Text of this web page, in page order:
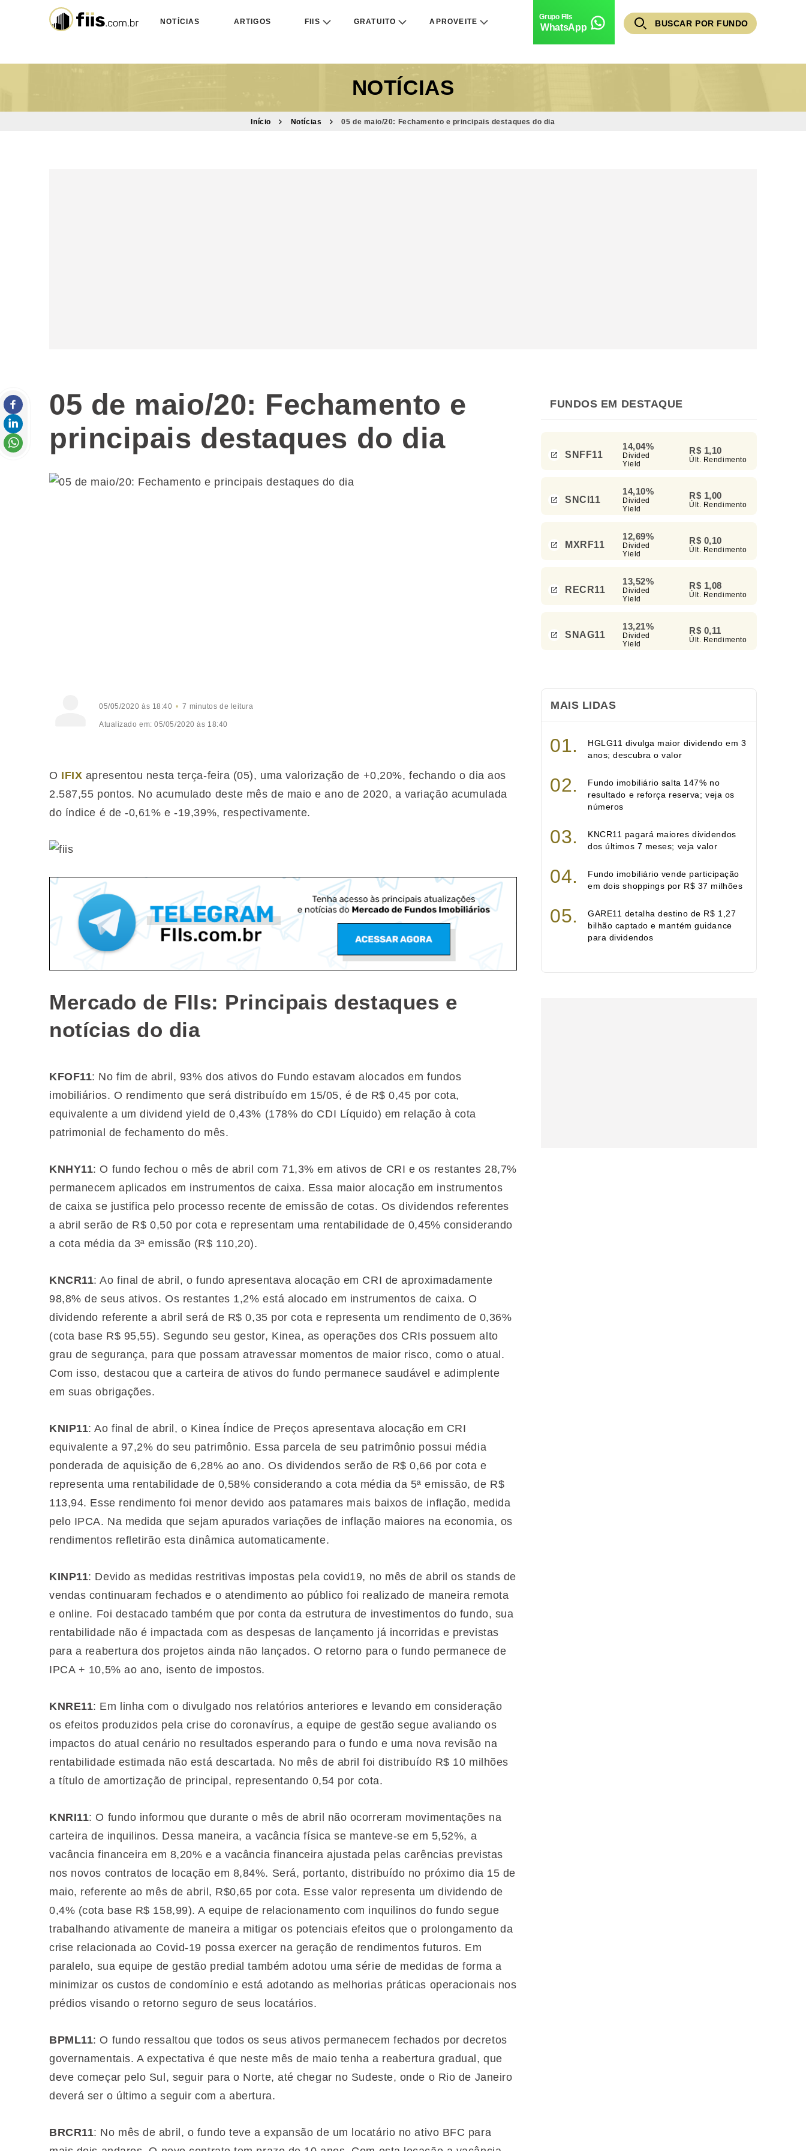
NOTÍCIAS ARTIGOS FIIS GRATUITO APROVEITE
WhatsApp BUSCAR POR FUNDO
NOTÍCIAS
Início Notícias 05 de maio/20: Fechamento e principais destaques do dia
05 de maio/20: Fechamento e
principais destaques do dia
05/05/2020 às 18:40 7 minutos de leitura
Atualizado em: 05/05/2020 às 18:40
O IFIX apresentou nesta terça-feira (05), uma valorização de +0,20%, fechando o dia aos
2.587,55 pontos. No acumulado deste mês de maio e ano de 2020, a variação acumulada
do índice é de -0,61% e -19,39%, respectivamente.
Mercado de FIIs: Principais destaques e
notícias do dia
KFOF11: No fim de abril, 93% dos ativos do Fundo estavam alocados em fundos
imobiliários. O rendimento que será distribuído em 15/05, é de R$ 0,45 por cota,
equivalente a um dividend yield de 0,43% (178% do CDI Líquido) em relação à cota
patrimonial de fechamento do mês.
KNHY11: O fundo fechou o mês de abril com 71,3% em ativos de CRI e os restantes 28,7%
permanecem aplicados em instrumentos de caixa. Essa maior alocação em instrumentos
de caixa se justifica pelo processo recente de emissão de cotas. Os dividendos referentes
a abril serão de R$ 0,50 por cota e representam uma rentabilidade de 0,45% considerando
a cota média da 3ª emissão (R$ 110,20).
KNCR11: Ao final de abril, o fundo apresentava alocação em CRI de aproximadamente
98,8% de seus ativos. Os restantes 1,2% está alocado em instrumentos de caixa. O
dividendo referente a abril será de R$ 0,35 por cota e representa um rendimento de 0,36%
(cota base R$ 95,55). Segundo seu gestor, Kinea, as operações dos CRIs possuem alto
grau de segurança, para que possam atravessar momentos de maior risco, como o atual.
Com isso, destacou que a carteira de ativos do fundo permanece saudável e adimplente
em suas obrigações.
KNIP11: Ao final de abril, o Kinea Índice de Preços apresentava alocação em CRI
equivalente a 97,2% do seu patrimônio. Essa parcela de seu patrimônio possui média
ponderada de aquisição de 6,28% ao ano. Os dividendos serão de R$ 0,66 por cota e
representa uma rentabilidade de 0,58% considerando a cota média da 5ª emissão, de R$
113,94. Esse rendimento foi menor devido aos patamares mais baixos de inflação, medida
pelo IPCA. Na medida que sejam apurados variações de inflação maiores na economia, os
rendimentos refletirão esta dinâmica automaticamente.
KINP11: Devido as medidas restritivas impostas pela covid19, no mês de abril os stands de
vendas continuaram fechados e o atendimento ao público foi realizado de maneira remota
e online. Foi destacado também que por conta da estrutura de investimentos do fundo, sua
rentabilidade não é impactada com as despesas de lançamento já incorridas e previstas
para a reabertura dos projetos ainda não lançados. O retorno para o fundo permanece de
IPCA + 10,5% ao ano, isento de impostos.
KNRE11: Em linha com o divulgado nos relatórios anteriores e levando em consideração
os efeitos produzidos pela crise do coronavírus, a equipe de gestão segue avaliando os
impactos do atual cenário no resultados esperando para o fundo e uma nova revisão na
rentabilidade estimada não está descartada. No mês de abril foi distribuído R$ 10 milhões
a título de amortização de principal, representando 0,54 por cota.
KNRI11: O fundo informou que durante o mês de abril não ocorreram movimentações na
carteira de inquilinos. Dessa maneira, a vacância física se manteve-se em 5,52%, a
vacância financeira em 8,20% e a vacância financeira ajustada pelas carências previstas
nos novos contratos de locação em 8,84%. Será, portanto, distribuído no próximo dia 15 de
maio, referente ao mês de abril, R$0,65 por cota. Esse valor representa um dividendo de
0,4% (cota base R$ 158,99). A equipe de relacionamento com inquilinos do fundo segue
trabalhando ativamente de maneira a mitigar os potenciais efeitos que o prolongamento da
crise relacionada ao Covid-19 possa exercer na geração de rendimentos futuros. Em
paralelo, sua equipe de gestão predial também adotou uma série de medidas de forma a
minimizar os custos de condomínio e está adotando as melhorias práticas operacionais nos
prédios visando o retorno seguro de seus locatários.
BPML11: O fundo ressaltou que todos os seus ativos permanecem fechados por decretos
governamentais. A expectativa é que neste mês de maio tenha a reabertura gradual, que
deve começar pelo Sul, seguir para o Norte, até chegar no Sudeste, onde o Rio de Janeiro
deverá ser o último a seguir com a abertura.
BRCR11: No mês de abril, o fundo teve a expansão de um locatário no ativo BFC para
FUNDOS EM DESTAQUE
SNFF11
14,04%
Divided
Yield
R$ 1,10
Últ. Rendimento
SNCI11
14,10%
Divided
Yield
R$ 1,00
Últ. Rendimento
MXRF11
12,69%
Divided
Yield
R$ 0,10
Últ. Rendimento
RECR11
13,52%
Divided
Yield
R$ 1,08
Últ. Rendimento
SNAG11
13,21%
Divided
Yield
R$ 0,11
Últ. Rendimento
MAIS LIDAS
HGLG11 divulga maior dividendo em 3
anos; descubra o valor
Fundo imobiliário salta 147% no
resultado e reforça reserva; veja os
números
KNCR11 pagará maiores dividendos
dos últimos 7 meses; veja valor
Fundo imobiliário vende participação
em dois shoppings por R$ 37 milhões
GARE11 detalha destino de R$ 1,27
bilhão captado e mantém guidance
para dividendos